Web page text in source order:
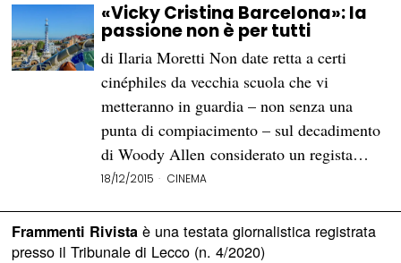
«Vicky Cristina Barcelona»: la
passione non è per tutti
di Ilaria Moretti Non date retta a certi
cinéphiles da vecchia scuola che vi
metteranno in guardia – non senza una
punta di compiacimento – sul decadimento
di Woody Allen considerato un regista…
18/12/2015 CINEMA
Frammenti Rivistaè una testata giornalistica registrata
presso il Tribunale di Lecco (n. 4/2020)